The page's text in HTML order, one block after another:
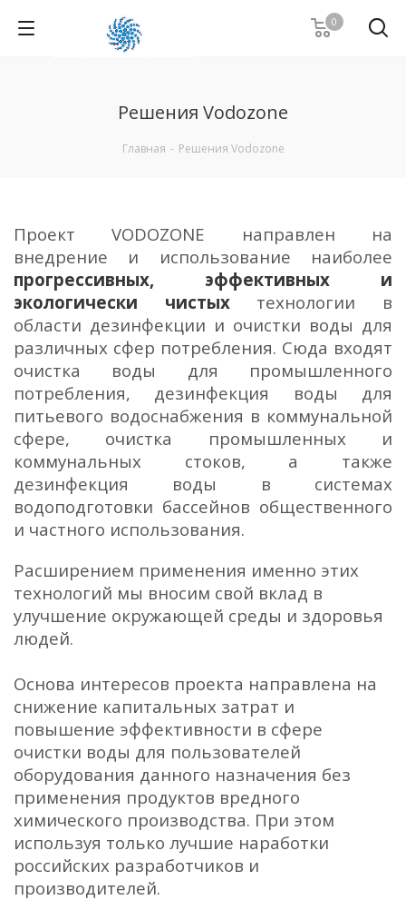
0
Решения Vodozone
Главная - Решения Vodozone
Проект VODOZONE направлен на
внедрение и использование наиболее
прогрессивных, эффективных и
экологически чистыхтехнологии в
области дезинфекции и очистки воды для
различных сфер потребления. Сюда входят
очистка воды для промышленного
потребления, дезинфекция воды для
питьевого водоснабжения в коммунальной
сфере, очистка промышленных и
коммунальных стоков, а также
дезинфекция воды в системах
водоподготовки бассейнов общественного
и частного использования.
Расширением применения именно этих
технологий мы вносим свой вклад в
улучшение окружающей среды и здоровья
людей.
Основа интересов проекта направлена на
снижение капитальных затрат и
повышение эффективности в сфере
очистки воды для пользователей
оборудования данного назначения без
применения продуктов вредного
химического производства. При этом
используя только лучшие наработки
российских разработчиков и
производителей.